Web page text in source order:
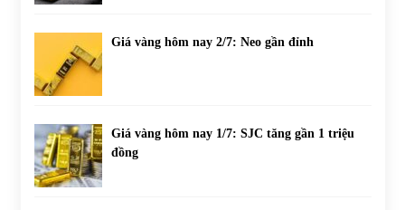
Giá vàng hôm nay 2/7: Neo gần đỉnh
Giá vàng hôm nay 1/7: SJC tăng gần 1 triệu
đồng